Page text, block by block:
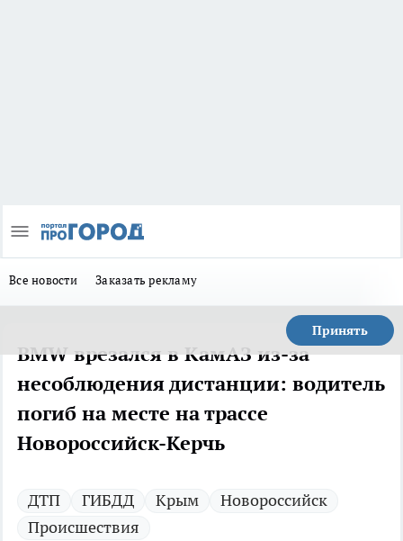
Все новости Заказать рекламу
Принять
BMW врезался в КамАЗ из-за
несоблюдения дистанции: водитель
погиб на месте на трассе
Новороссийск-Керчь
ДТП ГИБДД Крым
Новороссийск
Происшествия